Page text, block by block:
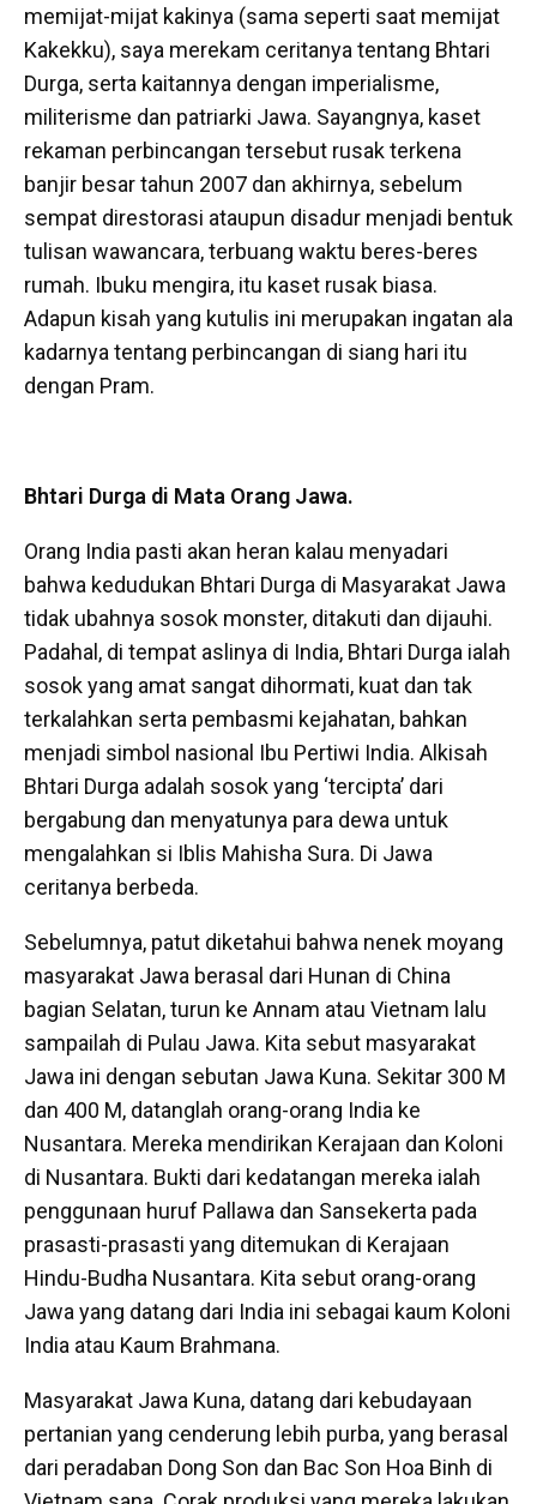
memijat-mijat kakinya (sama seperti saat memijat
Kakekku), saya merekam ceritanya tentang Bhtari
Durga, serta kaitannya dengan imperialisme,
militerisme dan patriarki Jawa. Sayangnya, kaset
rekaman perbincangan tersebut rusak terkena
banjir besar tahun 2007 dan akhirnya, sebelum
sempat direstorasi ataupun disadur menjadi bentuk
tulisan wawancara, terbuang waktu beres-beres
rumah. Ibuku mengira, itu kaset rusak biasa.
Adapun kisah yang kutulis ini merupakan ingatan ala
kadarnya tentang perbincangan di siang hari itu
dengan Pram.
Bhtari Durga di Mata Orang Jawa.
Orang India pasti akan heran kalau menyadari
bahwa kedudukan Bhtari Durga di Masyarakat Jawa
tidak ubahnya sosok monster, ditakuti dan dijauhi.
Padahal, di tempat aslinya di India, Bhtari Durga ialah
sosok yang amat sangat dihormati, kuat dan tak
terkalahkan serta pembasmi kejahatan, bahkan
menjadi simbol nasional Ibu Pertiwi India. Alkisah
Bhtari Durga adalah sosok yang ‘tercipta’ dari
bergabung dan menyatunya para dewa untuk
mengalahkan si Iblis Mahisha Sura. Di Jawa
ceritanya berbeda.
Sebelumnya, patut diketahui bahwa nenek moyang
masyarakat Jawa berasal dari Hunan di China
bagian Selatan, turun ke Annam atau Vietnam lalu
sampailah di Pulau Jawa. Kita sebut masyarakat
Jawa ini dengan sebutan Jawa Kuna. Sekitar 300 M
dan 400 M, datanglah orang-orang India ke
Nusantara. Mereka mendirikan Kerajaan dan Koloni
di Nusantara. Bukti dari kedatangan mereka ialah
penggunaan huruf Pallawa dan Sansekerta pada
prasasti-prasasti yang ditemukan di Kerajaan
Hindu-Budha Nusantara. Kita sebut orang-orang
Jawa yang datang dari India ini sebagai kaum Koloni
India atau Kaum Brahmana.
Masyarakat Jawa Kuna, datang dari kebudayaan
pertanian yang cenderung lebih purba, yang berasal
dari peradaban Dong Son dan Bac Son Hoa Binh di